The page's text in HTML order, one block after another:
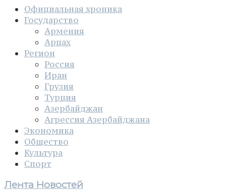
Официальная хроника
Государство
Армения
Арцах
Регион
Россия
Иран
Грузия
Турция
Азербайджан
Агрессия Азербайджана
Экономика
Общество
Культура
Спорт
Лента Новостей